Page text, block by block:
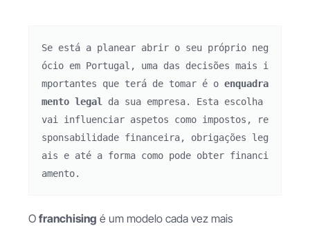
Se está a planear abrir o seu próprio neg
ócio em Portugal, uma das decisões mais i
mportantes que terá de tomar é o enquadra
mento legal
da sua empresa. Esta escolha
vai influenciar aspetos como impostos, re
sponsabilidade financeira, obrigações leg
ais e até a forma como pode obter financi
amento.
O franchising é um modelo cada vez mais